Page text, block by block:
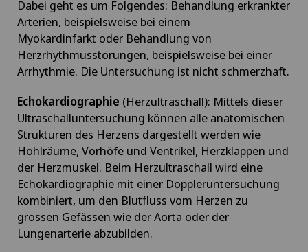
Dabei geht es um Folgendes: Behandlung erkrankter
Arterien, beispielsweise bei einem
Myokardinfarkt oder Behandlung von
Herzrhythmusstörungen, beispielsweise bei einer
Arrhythmie. Die Untersuchung ist nicht schmerzhaft.
Echokardiographie (Herzultraschall): Mittels dieser
Ultraschalluntersuchung können alle anatomischen
Strukturen des Herzens dargestellt werden wie
Hohlräume, Vorhöfe und Ventrikel, Herzklappen und
der Herzmuskel. Beim Herzultraschall wird eine
Echokardiographie mit einer Doppleruntersuchung
kombiniert, um den Blutfluss vom Herzen zu
grossen Gefässen wie der Aorta oder der
Lungenarterie abzubilden.